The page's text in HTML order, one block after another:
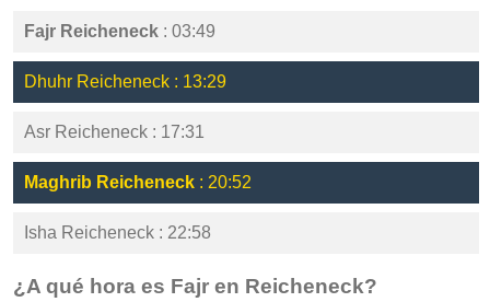
Fajr Reicheneck : 03:49
Dhuhr Reicheneck : 13:29
Asr Reicheneck : 17:31
Maghrib Reicheneck : 20:52
Isha Reicheneck : 22:58
¿A qué hora es Fajr en Reicheneck?